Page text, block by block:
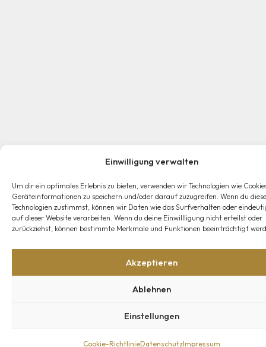
Einwilligung verwalten
Um dir ein optimales Erlebnis zu bieten, verwenden wir Technologien wie
Geräteinformationen zu speichern und/oder darauf zuzugreifen. Wenn du
Technologien zustimmst, können wir Daten wie das Surfverhalten oder
auf dieser Website verarbeiten. Wenn du deine Einwillligung nicht erteilst oder
zurückziehst, können bestimmte Merkmale und Funktionen beeinträchtigt
Akzeptieren
Ablehnen
Einstellungen
Cookie-RichtlinieDatenschutzImpressum